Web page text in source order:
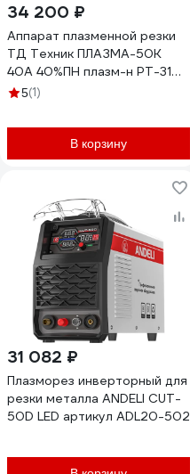
34 200 ₽
Аппарат плазменной резки
ТД Техник ПЛАЗМА-50К
40А 40%ПН плазм-н PT-31
до 12мм рез + встроенный
5(1)
В корзину
31 082 ₽
Плазморез инверторный для
резки металла ANDELI CUT-
50D LED артикул ADL20-502